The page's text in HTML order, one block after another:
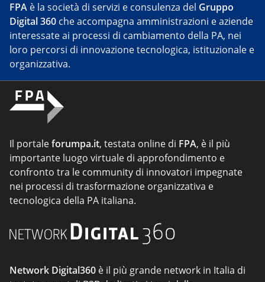
FPA è la società di servizi e consulenza del Gruppo
Digital 360 che accompagna amministrazioni e aziende
interessate ai processi di cambiamento della PA, nei
loro percorsi di innovazione tecnologica, istituzionale e
organizzativa.
Il portaleforumpa.it, testata online di FPA, è il più
importante luogo virtuale di approfondimento e
confronto tra le community di innovatori impegnate
nei processi di trasformazione organizzativa e
tecnologica della PA italiana.
Network Digital360 è il più grande network in Italia di